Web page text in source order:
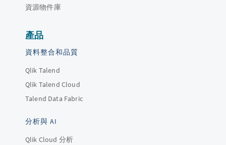
資源物件庫
產品
資料整合和品質
Qlik Talend
Qlik Talend Cloud
Talend Data Fabric
分析與 AI
Qlik Cloud 分析